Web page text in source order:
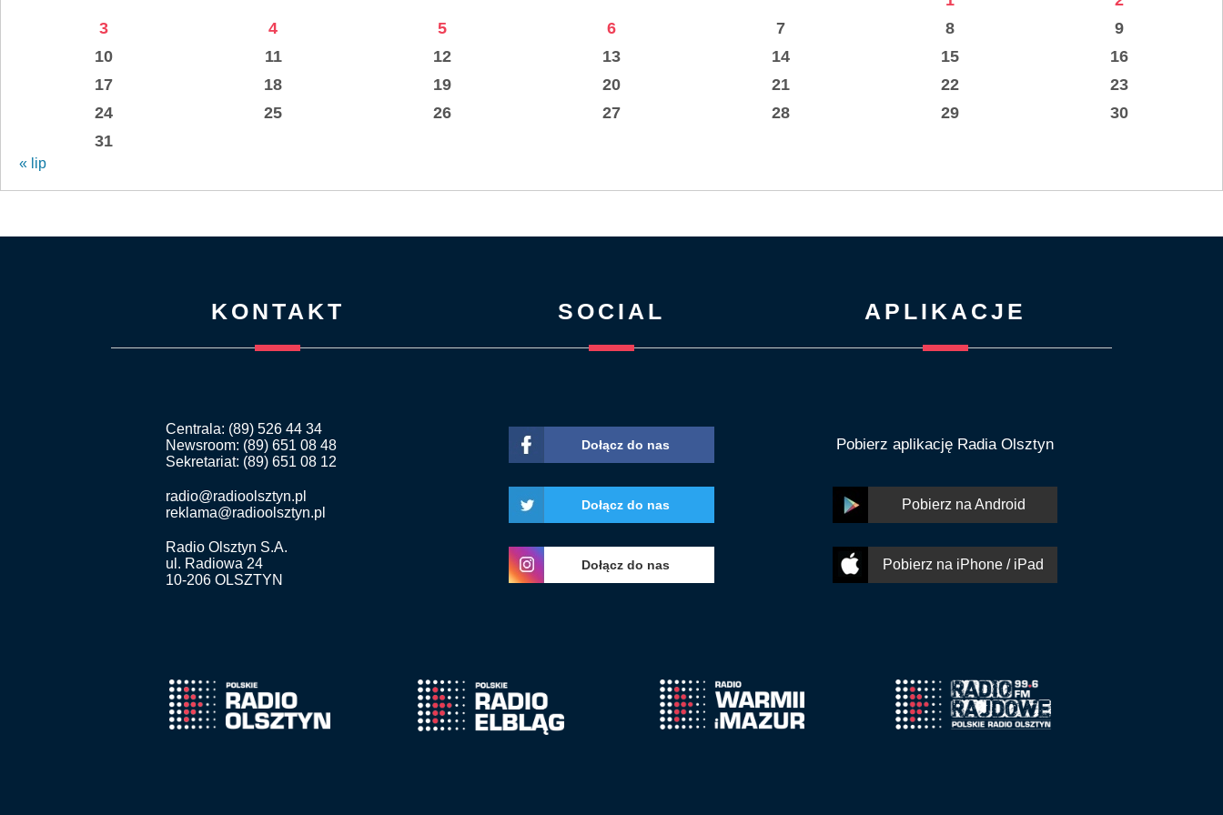
3
4 5 6 7 8
9
10
11 12 13 14 15
16
17
18 19 20 21 22
23
24
25 26 27 28 29
30
31
« lip
KONTAKT
Centrala: (89) 526 44 34
Newsroom: (89) 651 08 48
Sekretariat: (89) 651 08 12
radio@radioolsztyn.pl
reklama@radioolsztyn.pl
Radio Olsztyn S.A.
ul. Radiowa 24
10-206 OLSZTYN
SOCIAL
Dołącz do nas
Dołącz do nas
Dołącz do nas
APLIKACJE
Pobierz aplikację Radia Olsztyn
Pobierz na Android
Pobierz na iPhone / iPad